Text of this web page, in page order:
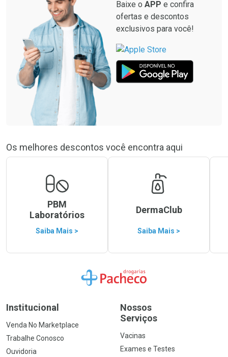
Baixe o APP e confira
ofertas e descontos
exclusivos para você!
Os melhores descontos você encontra aqui
PBM
Laboratórios
Saiba Mais >
DermaClub
Saiba Mais >
Ir para a Home
Institucional
Venda No Marketplace
Trabalhe Conosco
Ouvidoria
Nossos
Serviços
Vacinas
Exames e Testes